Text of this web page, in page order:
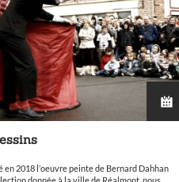
en 2018 l’oeuvre peinte de Bernard Dahhan